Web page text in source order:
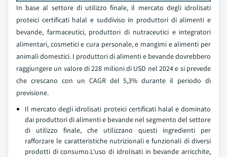
In base al settore di utilizzo finale, il mercato degli idrolisati
proteici certificati halal e suddiviso in produttori di alimenti e
bevande, farmaceutici, produttori di nutraceutici e integratori
alimentari, cosmetici e cura personale, e mangimi e alimenti per
animali domestici. I produttori di alimenti e bevande dovrebbero
raggiungere un valore di 228 milioni di USD nel 2024 e si prevede
che crescano con un CAGR del 5,3% durante il periodo di
previsione.
Il mercato degli idrolisati proteici certificati halal e dominato
dai produttori di alimenti e bevande nel segmento del settore
di utilizzo finale, che utilizzano questi ingredienti per
rafforzare le caratteristiche nutrizionali e funzionali di diversi
prodotti di consumo.L'uso di idrolisati in bevande arricchite,